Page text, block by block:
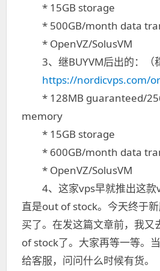
* 15GB storage
* 500GB/month data
* OpenVZ/SolusVM
3、继BUYVM后出的：（
https://nordicvps.com/
* 128MB guaranteed/
memory
* 15GB storage
* 600GB/month data
* OpenVZ/SolusVM
4、这家vps早就推出这款
直是out of stock。今天终于
买了。在发这篇文章前，我
of stock了。大家再等一等。
给客服，问问什么时候有货。